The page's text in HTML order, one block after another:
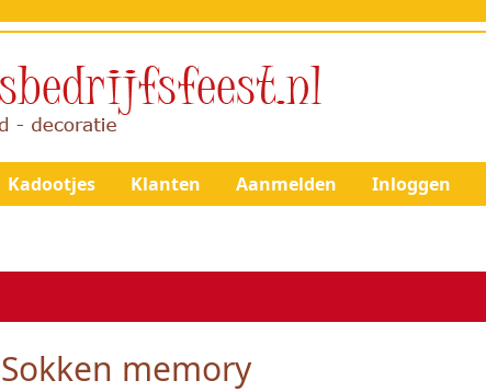
Kadootjes Klanten Aanmelden Inloggen
Sokken memory